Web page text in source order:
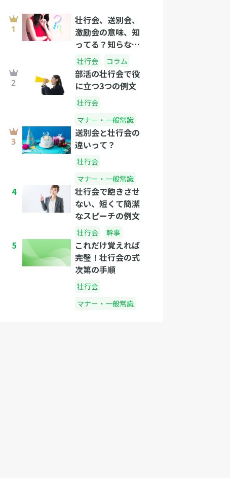
壮行会、送別会、
激励会の意味、知
ってる？知らない
と恥ずかしいか
も…
壮行会 コラム
部活の壮行会で役
に立つ3つの例文
壮行会
マナー・一般常識
送別会と壮行会の
違いって？
壮行会
マナー・一般常識
4
壮行会で飽きさせ
ない、短くて簡潔
なスピーチの例文
壮行会 幹事
5
これだけ覚えれば
完璧！壮行会の式
次第の手順
壮行会
マナー・一般常識